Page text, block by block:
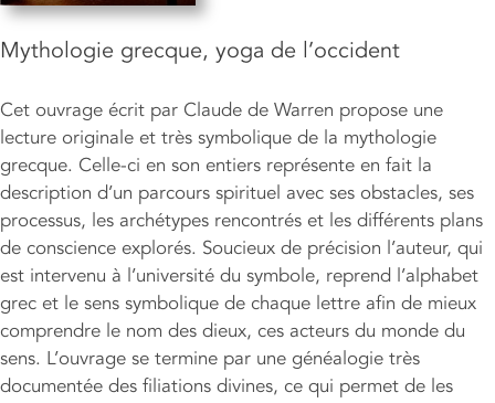
Mythologie grecque, yoga de l’occident
Cet ouvrage écrit par Claude de Warren propose une
lecture originale et très symbolique de la mythologie
grecque. Celle-ci en son entiers représente en fait la
description d’un parcours spirituel avec ses obstacles, ses
processus, les archétypes rencontrés et les différents plans
de conscience explorés. Soucieux de précision l’auteur, qui
est intervenu à l’université du symbole, reprend l’alphabet
grec et le sens symbolique de chaque lettre afin de mieux
comprendre le nom des dieux, ces acteurs du monde du
sens. L’ouvrage se termine par une généalogie très
documentée des filiations divines, ce qui permet de les